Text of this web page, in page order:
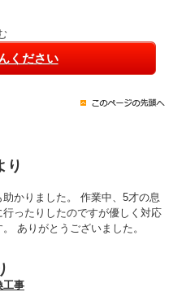
ください
り
かりました。 作業中、5才の息
ったりしたのですが優しく対応
ありがとうございました。
工事